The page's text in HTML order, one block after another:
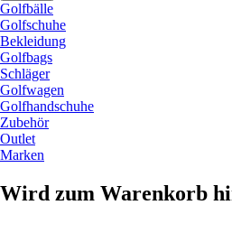
Golfbälle
Golfschuhe
Bekleidung
Golfbags
Schläger
Golfwagen
Golfhandschuhe
Zubehör
Outlet
Marken
Wird zum Warenkorb